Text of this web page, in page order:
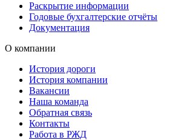
Раскрытие информации
Годовые бухгалтерские отчёты
Документация
О компании
История дороги
История компании
Вакансии
Наша команда
Обратная связь
Контакты
Работа в РЖД